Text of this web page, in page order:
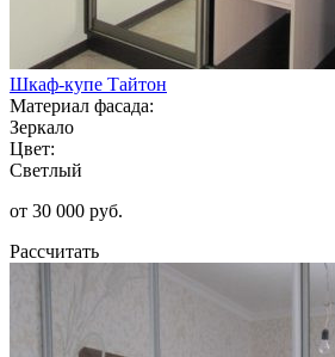
Шкаф-купе Тайтон
Материал фасада:
Зеркало
Цвет:
Светлый
от 30 000 руб.
Рассчитать